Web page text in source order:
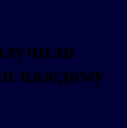
каждому